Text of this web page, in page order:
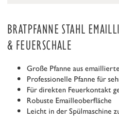
BRATPFANNE STAHL
& FEUERSCHALE
Große Pfanne aus
Professionelle Pfanne für
Für direkten Feuerkontakt
Robuste Emailleoberfläche
Leicht in der Spülmaschine